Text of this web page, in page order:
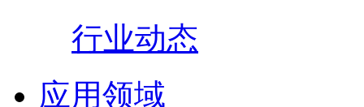
行业动态
应用领域